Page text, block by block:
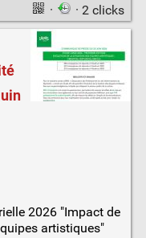
· · 2 clicks
2026 "Impact de
artistiques"